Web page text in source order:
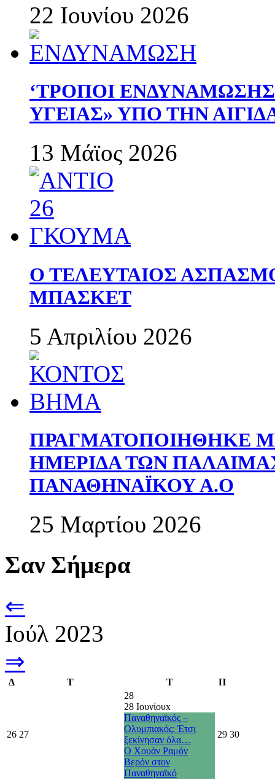
22 Ιουνίου 2026
‘ΤΡΟΠΟΙ
ΥΓΕΙΑΣ» ΥΠΟ ΤΗΝ
13 Μάϊος 2026
Ο ΤΕΛΕΥΤΑΙΟΣ
ΜΠΑΣΚΕΤ
5 Απριλίου 2026
ΠΡΑΓΜΑΤΟΠΟΙΗΘΗΚΕ
ΗΜΕΡΙΔΑ ΤΩΝ
ΠΑΝΑΘΗΝΑΪΚΟΥ Α.Ο
25 Μαρτίου 2026
Σαν Σήμερα
⇐
Ιούλ 2023
⇒
Δ Τ Τ Π
26 27
28
28 Ιουνίουx
Παναθηναϊκός –
Ολυμπιακός: Έτσι
ξεκίνησαν όλα…
Ο Χουάν Ραμόν
Βερόν στον
Παναθηναϊκό
29 30